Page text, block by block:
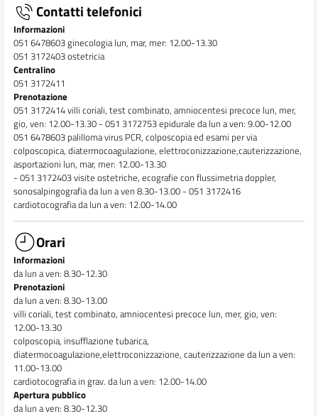
Contatti telefonici
Informazioni
051 6478603 ginecologia lun, mar, mer: 12.00-13.30
051 3172403 ostetricia
Centralino
051 3172411
Prenotazione
051 3172414 villi coriali, test combinato, amniocentesi precoce lun, mer,
gio, ven: 12.00-13.30 - 051 3172753 epidurale da lun a ven: 9.00-12.00
051 6478603 palilloma virus PCR, colposcopia ed esami per via
colposcopica, diatermocoagulazione, elettroconizzazione,cauterizzazione,
asportazioni lun, mar, mer: 12.00-13.30
- 051 3172403 visite ostetriche, ecografie con flussimetria doppler,
sonosalpingografia da lun a ven 8.30-13.00 - 051 3172416
cardiotocografia da lun a ven: 12.00-14.00
Orari
Informazioni
da lun a ven: 8.30-12.30
Prenotazioni
da lun a ven: 8.30-13.00
villi coriali, test combinato, amniocentesi precoce lun, mer, gio, ven:
12.00-13.30
colposcopia, insufflazione tubarica,
diatermocoagulazione,elettroconizzazione, cauterizzazione da lun a ven:
11.00-13.00
cardiotocografia in grav. da lun a ven: 12.00-14.00
Apertura pubblico
da lun a ven: 8.30-12.30